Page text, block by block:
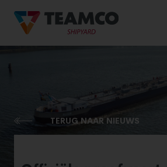
TERUG NAAR NIEUWS